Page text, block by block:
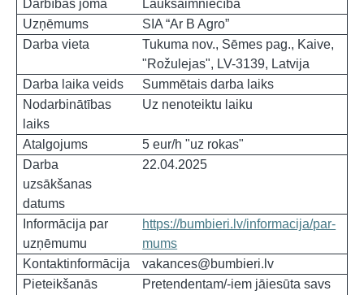
Darbības joma
Lauksaimniecība
Uzņēmums
SIA “Ar B Agro”
Darba vieta
Tukuma nov., Sēmes pag., Kaive,
"Rožulejas", LV-3139, Latvija
Darba laika veids
Summētais darba laiks
Nodarbinātības
laiks
Uz nenoteiktu laiku
Atalgojums
5 eur/h "uz rokas"
Darba
uzsākšanas
datums
22.04.2025
Informācija par
uzņēmumu
https://bumbieri.lv/informacija/par-
mums
Kontaktinformācija
vakances@bumbieri.lv
Pieteikšanās
Pretendentam/-iem jāiesūta savs